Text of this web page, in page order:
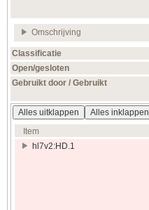
Omschrijving
Classificatie
Open/gesloten
Gebruikt door / Gebruikt
Alles uitklappen
Alles inklappen
Item
hl7v2:HD.1